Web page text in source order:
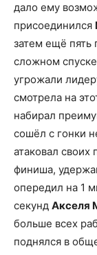
дало ему
присоединился
затем ещё пять
сложном
угрожали
смотрела на
набирал
сошёл с гонки
атаковал своих
финиша,
опередил на 1
секунд Акселя
больше всех
поднялся в